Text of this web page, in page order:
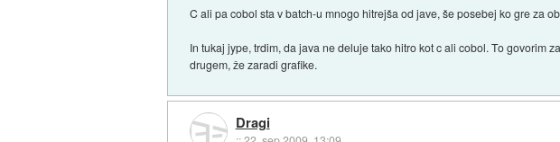
C ali pa cobol sta v batch-u mnogo hitrejša od jave, še posebej ko gre za
In tukaj jype, trdim, da java ne deluje tako hitro kot c ali cobol. To govorim
drugem, že zaradi grafike.
Dragi